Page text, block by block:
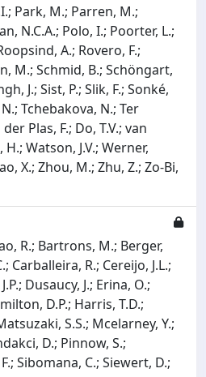
Park, M.; Parren, M.;
N.C.A.; Polo, I.; Poorter, L.;
A.; Rovero, F.;
M.; Schmid, B.; Schöngart,
J.; Sist, P.; Slik, F.; Sonké,
Tchebakova, N.; Ter
Plas, F.; Do, T.V.; van
Watson, J.V.; Werner,
X.; Zhou, M.; Zhu, Z.; Zo-Bi,
R.; Bartrons, M.; Berger,
Carballeira, R.; Cereijo, J.L.;
Dusaucy, J.; Erina, O.;
D.P.; Harris, T.D.;
S.S.; Mcelarney, Y.;
D.; Pinnow, S.;
Sibomana, C.; Siewert, D.;